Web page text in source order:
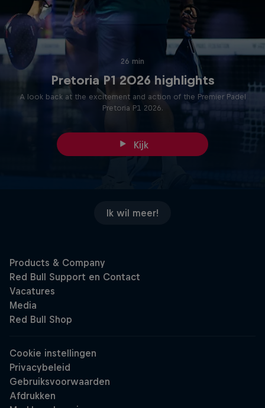
26 min
Pretoria P1 2026 highlights
A look back at the excitement and action of the Premier Padel
Pretoria P1 2026.
Kijk
Ik wil meer!